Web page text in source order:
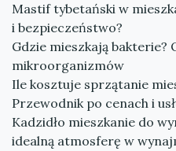
Mastif tybetański w
i bezpieczeństwo?
Gdzie mieszkają bakterie?
mikroorganizmów
Ile kosztuje sprzątanie
Przewodnik po cenach i
Kadzidło mieszkanie do
idealną atmosferę w